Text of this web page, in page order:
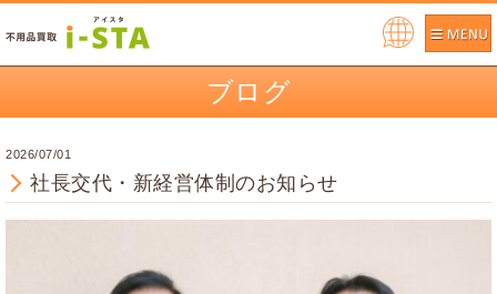
ブログ
2026/07/01
社長交代・新経営体制のお知らせ